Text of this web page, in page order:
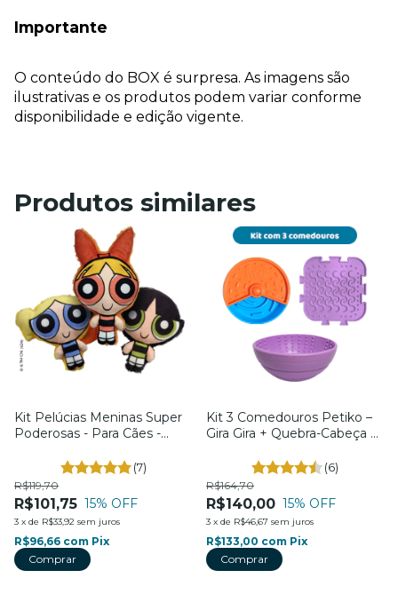
Importante
O conteúdo do BOX é surpresa. As imagens são
ilustrativas e os produtos podem variar conforme
disponibilidade e edição vigente.
Produtos similares
Kit Pelúcias Meninas Super
Poderosas - Para Cães -
(7)
R$101,75
R$119,70
15% OFF
3 x de R$33,92 sem juros
R$96,66 com Pix
Kit 3 Comedouros Petiko –
Gira Gira + Quebra-Cabeça +
Gatos – Petiko
(6)
R$140,00
R$164,70
15% OFF
3 x de R$46,67 sem juros
R$133,00 com Pix